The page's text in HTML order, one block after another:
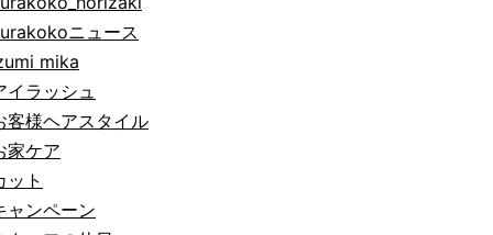
ニュース
mika
イラッシュ
客様ヘアスタイル
家ケア
ット
ャンペーン